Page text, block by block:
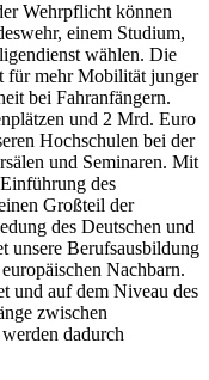
Wehrpflicht können
einem Studium,
wählen. Die
für mehr Mobilität junger
bei Fahranfängern.
und 2 Mrd. Euro
Hochschulen bei der
und Seminaren. Mit
des
Großteil der
des Deutschen und
unsere Berufsausbildung
Nachbarn.
und auf dem Niveau des
zwischen
dadurch